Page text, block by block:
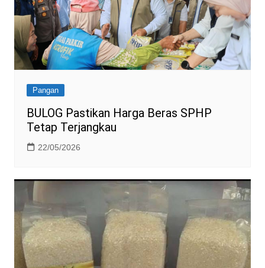
Pangan
BULOG Pastikan Harga Beras SPHP
Tetap Terjangkau
22/05/2026